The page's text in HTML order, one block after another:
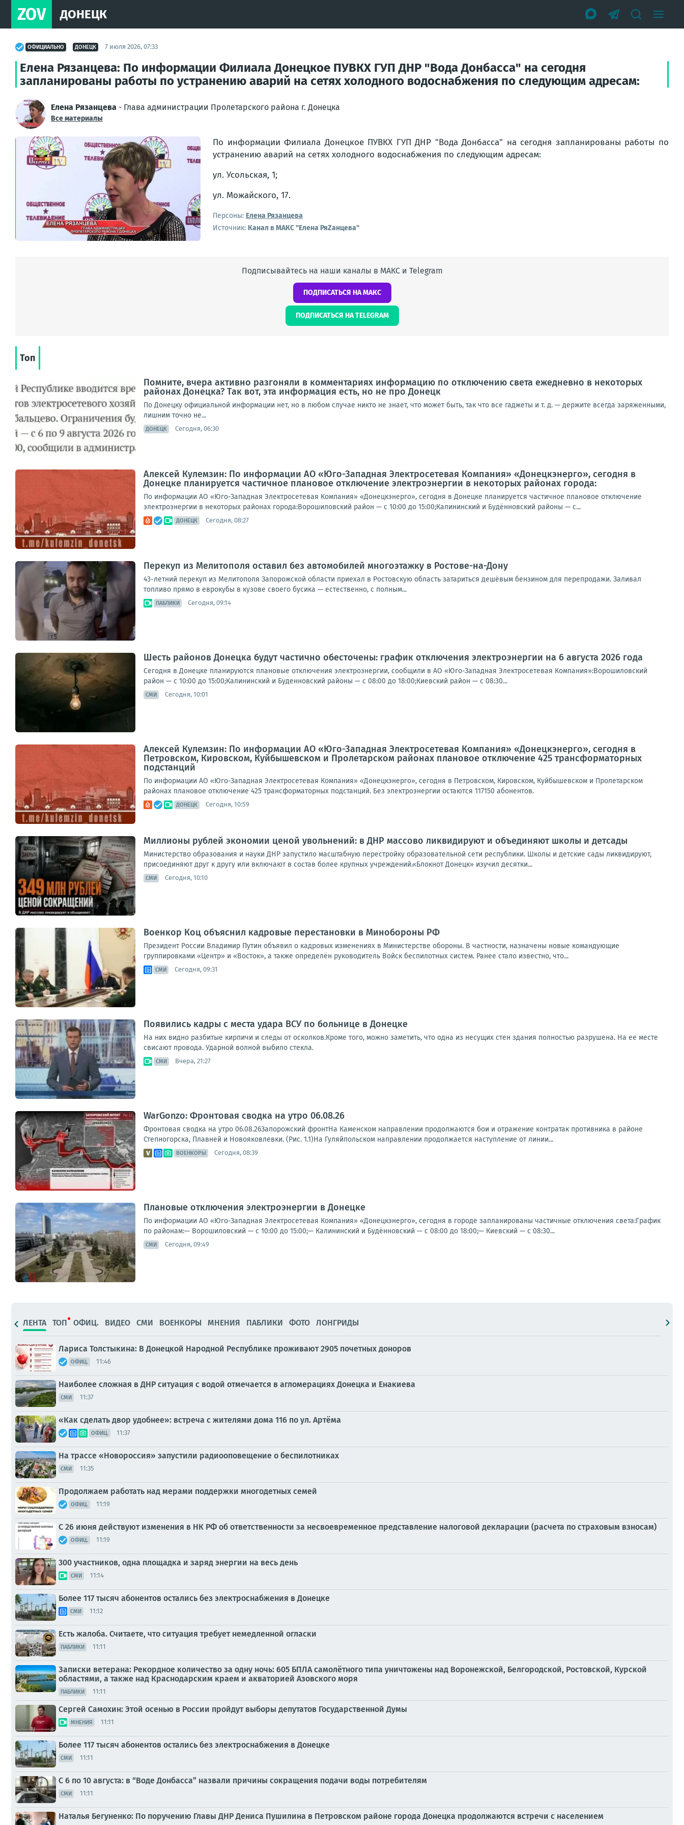
ZOV ДОНЕЦК
ОФИЦИАЛЬНО ДОНЕЦК 7 июля 2026, 07:33
Елена Рязанцева: По информации Филиала Донецкое ПУВКХ ГУП ДНР "Вода Донбасса" на сегодня
запланированы работы по устранению аварий на сетях холодного водоснабжения по следующим адресам:
Елена Рязанцева - Глава администрации Пролетарского района г. Донецка
Все материалы
По информации Филиала Донецкое ПУВКХ ГУП ДНР "Вода Донбасса" на сегодня запланированы работы по
устранению аварий на сетях холодного водоснабжения по следующим адресам:
ул. Усольская, 1;
ул. Можайского, 17.
Персоны: Елена Рязанцева
Источник: Канал в МАКС "Елена РяZанцева"
Подписывайтесь на наши каналы в МАКС и Telegram
ПОДПИСАТЬСЯ НА МАКС
ПОДПИСАТЬСЯ НА TELEGRAM
Топ
Помните, вчера активно разгоняли в комментариях информацию по отключению света ежедневно в некоторых
районах Донецка? Так вот, эта информация есть, но не про Донецк
По Донецку официальной информации нет, но в любом случае никто не знает, что может быть, так что все гаджеты и т. д. — держите всегда заряженными,
лишним точно не...
ДОНЕЦК Сегодня, 06:30
Алексей Кулемзин: По информации АО «Юго-Западная Электросетевая Компания» «Донецкэнерго», сегодня в
Донецке планируется частичное плановое отключение электроэнергии в некоторых районах города:
По информации АО «Юго-Западная Электросетевая Компания» «Донецкэнерго», сегодня в Донецке планируется частичное плановое отключение
электроэнергии в некоторых районах города:Ворошиловский район — с 10:00 до 15:00;Калининский и Будённовский районы — с...
ДОНЕЦК Сегодня, 08:27
Перекуп из Мелитополя оставил без автомобилей многоэтажку в Ростове-на-Дону
43-летний перекуп из Мелитополя Запорожской области приехал в Ростовскую область затариться дешёвым бензином для перепродажи. Заливал
топливо прямо в еврокубы в кузове своего бусика — естественно, с полным...
ПАБЛИКИ Сегодня, 09:14
Шесть районов Донецка будут частично обесточены: график отключения электроэнергии на 6 августа 2026 года
Сегодня в Донецке планируются плановые отключения электроэнергии, сообщили в АО «Юго-Западная Электросетевая Компания»:Ворошиловский
район — с 10:00 до 15:00;Калининский и Буденновский районы — с 08:00 до 18:00;Киевский район — с 08:30...
СМИ Сегодня, 10:01
Алексей Кулемзин: По информации АО «Юго-Западная Электросетевая Компания» «Донецкэнерго», сегодня в
Петровском, Кировском, Куйбышевском и Пролетарском районах плановое отключение 425 трансформаторных
подстанций
По информации АО «Юго-Западная Электросетевая Компания» «Донецкэнерго», сегодня в Петровском, Кировском, Куйбышевском и Пролетарском
районах плановое отключение 425 трансформаторных подстанций. Без электроэнергии остаются 117150 абонентов.
ДОНЕЦК Сегодня, 10:59
Миллионы рублей экономии ценой увольнений: в ДНР массово ликвидируют и объединяют школы и детсады
Министерство образования и науки ДНР запустило масштабную перестройку образовательной сети республики. Школы и детские сады ликвидируют,
присоединяют друг к другу или включают в состав более крупных учреждений.«Блокнот Донецк» изучил десятки...
СМИ Сегодня, 10:10
Военкор Коц объяснил кадровые перестановки в Минобороны РФ
Президент России Владимир Путин объявил о кадровых изменениях в Министерстве обороны. В частности, назначены новые командующие
группировками «Центр» и «Восток», а также определён руководитель Войск беспилотных систем. Ранее стало известно, что...
СМИ Сегодня, 09:31
Появились кадры с места удара ВСУ по больнице в Донецке
На них видно разбитые кирпичи и следы от осколков.Кроме того, можно заметить, что одна из несущих стен здания полностью разрушена. На ее месте
свисают провода. Ударной волной выбило стекла.
СМИ Вчера, 21:27
WarGonzo: Фронтовая сводка на утро 06.08.26
Фронтовая сводка на утро 06.08.26Запорожский фронтНа Каменском направлении продолжаются бои и отражение контратак противника в районе
Степногорска, Плавней и Новояковлевки. (Рис. 1.1)На Гуляйпольском направлении продолжается наступление от линии...
ВОЕНКОРЫ Сегодня, 08:39
Плановые отключения электроэнергии в Донецке
По информации АО «Юго-Западная Электросетевая Компания» «Донецкэнерго», сегодня в городе запланированы частичные отключения света:График
по районам:— Ворошиловский — с 10:00 до 15:00;— Калининский и Будённовский — с 08:00 до 18:00;— Киевский — с 08:30...
СМИ Сегодня, 09:49
ЛЕНТА ТОП ОФИЦ. ВИДЕО СМИ ВОЕНКОРЫ МНЕНИЯ ПАБЛИКИ ФОТО ЛОНГРИДЫ
Лариса Толстыкина: В Донецкой Народной Республике проживают 2905 почетных доноров
ОФИЦ. 11:46
Наиболее сложная в ДНР ситуация с водой отмечается в агломерациях Донецка и Енакиева
СМИ 11:37
«Как сделать двор удобнее»: встреча с жителями дома 116 по ул. Артёма
ОФИЦ. 11:37
На трассе «Новороссия» запустили радиооповещение о беспилотниках
СМИ 11:35
Продолжаем работать над мерами поддержки многодетных семей
ОФИЦ. 11:19
С 26 июня действуют изменения в НК РФ об ответственности за несвоевременное представление налоговой декларации (расчета по страховым взносам)
ОФИЦ. 11:19
300 участников, одна площадка и заряд энергии на весь день
СМИ 11:14
Более 117 тысяч абонентов остались без электроснабжения в Донецке
СМИ 11:12
Есть жалоба. Считаете, что ситуация требует немедленной огласки
ПАБЛИКИ 11:11
Записки ветерана: Рекордное количество за одну ночь: 605 БПЛА самолётного типа уничтожены над Воронежской, Белгородской, Ростовской, Курской
областями, а также над Краснодарским краем и акваторией Азовского моря
ПАБЛИКИ 11:11
Сергей Самохин: Этой осенью в России пройдут выборы депутатов Государственной Думы
МНЕНИЯ 11:11
Более 117 тысяч абонентов остались без электроснабжения в Донецке
СМИ 11:11
С 6 по 10 августа: в “Воде Донбасса” назвали причины сокращения подачи воды потребителям
СМИ 11:11
Наталья Бегуненко: По поручению Главы ДНР Дениса Пушилина в Петровском районе города Донецка продолжаются встречи с населением